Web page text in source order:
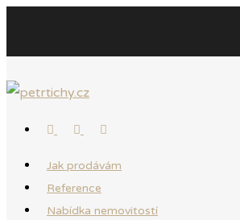
Jak prodávám
Reference
Nabídka nemovitostí